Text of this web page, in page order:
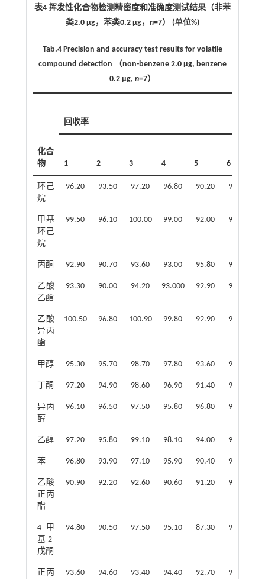
表4 挥发性化合物检测精密度和准确度测试结果（非苯
类2.0 μg，苯类0.2 μg， n=7） (单位%)
Tab.4 Precision and accuracy test results for volatile
compound detection （non-benzene 2.0 μg, benzene
0.2 μg, n=7）
化合
物
回收率
1 2 3 4 5 6
环己
烷
96.20 93.50 97.20 96.80 90.20 93.40
甲基
环己
烷
99.50 96.10 100.00 99.00 92.00 95.30
丙酮 92.90 90.70 93.60 93.00 95.80 92.80
乙酸
乙酯
93.30 90.00 94.20 93.000 92.90 92.10
乙酸
异丙
酯
100.50 96.80 100.90 99.80 92.90 95.70
甲醇 95.30 95.70 98.70 97.80 93.60 91.90
丁酮 97.20 94.90 98.60 96.90 91.40 92.80
异丙
醇
96.10 96.50 97.50 95.80 96.80 97.30
乙醇 97.20 95.80 99.10 98.10 94.00 94.00
苯 96.80 93.90 97.10 95.90 90.40 91.70
乙酸
正丙
酯
90.90 92.20 92.60 90.60 91.20 92.10
4-甲
基-2-
戊酮
94.80 90.50 97.50 95.10 87.30 90.70
正丙
93.60 94.60 93.40 94.40 92.70 93.50